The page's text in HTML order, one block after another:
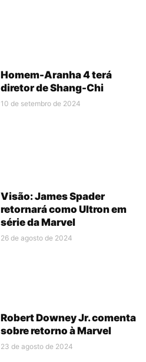
Homem-Aranha 4 terá
diretor de Shang-Chi
10 de setembro de 2024
Visão: James Spader
retornará como Ultron em
série da Marvel
26 de agosto de 2024
Robert Downey Jr. comenta
sobre retorno à Marvel
23 de agosto de 2024